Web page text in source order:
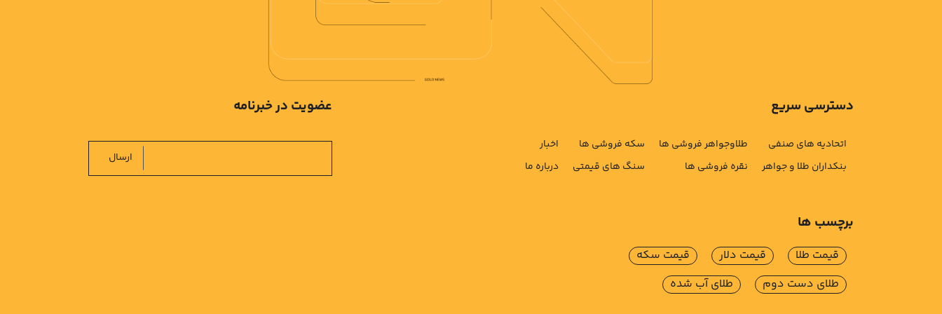
دسترسی سریع
اتحادیه های صنفی
بنکداران طلا و جواهر
طلاوجواهر فروشی ها
نقره فروشی ها
سکه فروشی ها
سنگ های قیمتی
اخبار
درباره ما
عضویت در خبرنامه
ارسال
برچسب ها
قیمت طلا قیمت دلار
قیمت سکه
طلای دست دوم
طلای آب شده